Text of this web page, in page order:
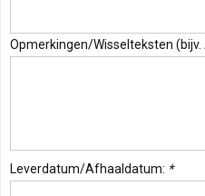
Opmerkingen/Wisselteksten (bijv.
Leverdatum/Afhaaldatum: *